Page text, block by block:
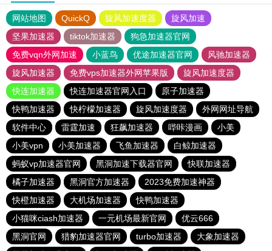
网站地图 QuickQ 旋风加速度器
旋风加速
坚果加速器
tiktok加速器
狗急加速器官网
免费vqn外网加速
小蓝鸟 优途加速器官网
风驰加速器
旋风加速器
免费vps加速器外网苹果版
旋风加速度器
快连加速器
快连加速器官网入口
原子加速器
快鸭加速器
快柠檬加速器 旋风加速度器
外网网址导航
软件中心
雷霆加速 狂飙加速器 哔咔漫画
小美
小美vpn
小美加速器 飞鱼加速器
白鲸加速器
蚂蚁vp加速器官网
黑洞加速下载器官网
快联加速器
橘子加速器
黑洞官方加速器
2023免费加速神器
快橙加速器
大机场加速器
快鸭加速器
小猫咪ciash加速器
一元机场最新官网
优云666
黑洞官网
猎豹加速器官网 turbo加速器
大象加速器